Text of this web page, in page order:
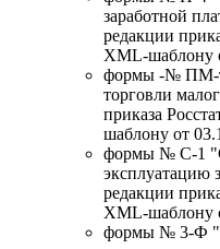
заработной
редакции
XML-шаблону
формы -№ ПМ-
торговли
приказа
шаблону от
формы № С-1
эксплуатацию
редакции
XML-шаблону
формы № 3-Ф